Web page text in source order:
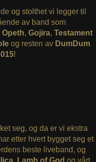
og stolthet vi legger til
av band som
Opeth, Gojira, Testament
og resten avDumDum
!
seg, og da er vi ekstra
etter hvert bygget seg et
beste liveband, og